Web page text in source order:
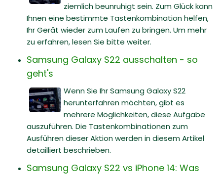
ziemlich beunruhigt sein. Zum Glück kann
Ihnen eine bestimmte Tastenkombination helfen,
Ihr Gerät wieder zum Laufen zu bringen. Um mehr
zu erfahren, lesen Sie bitte weiter.
Samsung Galaxy S22 ausschalten - so
geht's
Wenn Sie Ihr Samsung Galaxy S22
herunterfahren möchten, gibt es
mehrere Möglichkeiten, diese Aufgabe
auszuführen. Die Tastenkombinationen zum
Ausführen dieser Aktion werden in diesem Artikel
detailliert beschrieben.
Samsung Galaxy S22 vs iPhone 14: Was